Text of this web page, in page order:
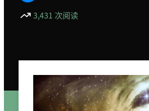
3,431 次阅读